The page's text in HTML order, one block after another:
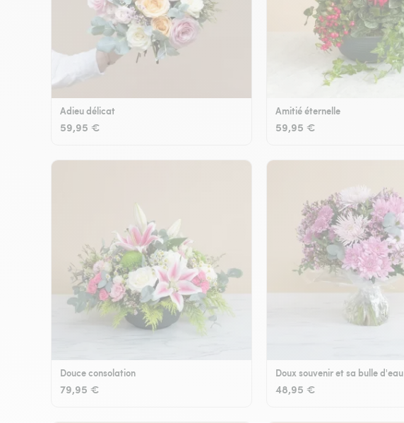
Adieu délicat
59,95 €
Amitié éternelle
59,95 €
Douce consolation
79,95 €
Doux souvenir et sa bulle d'eau
48,95 €